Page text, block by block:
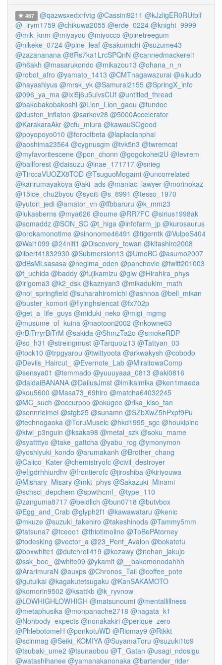
467 @qazwsxedxrfvtg @Cassini9211 @kJzligER0RUtblf
@_irym1759 @chikuwa2055 @erde_0224 @knight_9999
@mik_knm @miyayou @miyocco @pinetreegum
@nikeke_0724 @pine_leaf @sakumichi @suzume43
@zazananana @8Rs7ka1LrcSPQnN @cannedmackerel1
@h6akh @masarukondo @mikazou13 @ohana_n_n
@robot_afro @yamato_1413 @CMTnagawazurai @aikudo
@hayashiyus @mrsk_yk @Samurai2155 @SpringX_info
@096_ya_ma @lxi5j6u5uivsCUf @untitled_thread
@bakobakobakoshi @Lion_Lion_gaou @tundoc
@duston_inflaton @sarkov28 @5000Accelerator
@KarakaraAkr @cfu_miura @kawauSOgood
@poyopoyo010 @foroctbeta @laplacianphai
@aoshima23564 @cygnusgm @tvk5n3 @twremcat
@myfavoritescene @pon_chonn @gogokohei2U @Ievrem
@ballforest @daisuzu @inae_171717 @snieg
@TirccaVUOZX8TOD @TsuguoMogami @uncorrelated
@karirumayakoya @aki_ads @maniac_lawyer @morinokaz
@15ice_chu2byou @syoiti @s_8991 @tesso_1970
@yutori_jedi @amator_vn @ffbbaruru @k_mm23
@lukasberns @mya626 @oume @RR7FC @sirius1998ak
@somaddz @SON_SC @t_higa @infofarm_jp @kurosaurus
@orokamonotime @sinonome46491 @tigerntk @VulpeS404
@Wal1099 @24niti1 @Discovery_towan @kitashiro2008
@libert41832930 @Submersion13 @UmeBC @asumo2007
@dBsMLsasasa @negima_oden @panchovie @twitt201003
@t_uchida @baddy @fujikamizu @giw @Hirahira_phys
@irigoma3 @k2_dsk @kaznyan3 @mikadukim_math
@noi_springfield @suharahiromichi @ashnoa @bell_mikan
@buster_komori @flyinghsiencat @fx702p
@get_a_life_guys @miduki_neko @migi_mgmg
@musume_of_kuina @naotoon2002 @nkowne63
@rBiTrryrBiTrM @sakida @ShmzTa2o @smokeRDP
@so_h31 @streingmust @Tarquoiz13 @Tattyan_03
@tock10 @trpgyarou @twittyoota @arkwakysh @cobodo
@Devils_Haircut_ @Evernote_Lab @MiraitowaComp
@sensya01 @temmado @yuuuyaaa_0813 @aki0816
@daidaiBANANA @DaiiusJmst @imikaimika @ken1maeda
@kou5600 @Masa73_69hiro @matcha64032245
@MC_such @occurpoo @okugee @rika_kiso_tan
@sonnrieimei @stgb25 @sunamn @SZbXwZ5hPxpf9Pu
@technogaoka @ToruMuseic @hkd1995_sgc @houkipino
@kiwi_p3nguin @ksaka98 @metal_szk @soku_mame
@syattttyo @take_gattcha @yabu_rog @ymonymon
@yoshiyuki_kondo @arumakanh @Brother_chang
@Calico_Kater @chemistryofc @civil_destroyer
@efjgdrhhiurdhv @frontierofc @jiroshiba @kiriyouwa
@Mishary_Misary @mkt_phys @Sakazuki_Minami
@schsci_depchem @spwthcml_
@type_110
@zanguma8717 @beldlich @bun0718 @butvbox
@Egg_and_Crab @glyph2f1 @kawawataru @kenic
@mkuze @suzuki_takehiro @takeshinoda @Tammy5mm
@tatsuna7 @tceoo1 @thiotimoline @ToBePAtorney
@todesking @vector_a @23_Pent_Avalon @bokatetu
@boxwhite1 @dutchroll419 @kozawy @nehan_jakujo
@ssk_boc_ @white09 @ykamit @__bakemonodahhh
@ArarimuraN @auxps @Chronos_Tail @coffee_pote
@gutuikai @kagakutetsugaku @KanSAKAMOTO
@komorin9502 @ksattkb @k_ryvnow
@LOWHIGHLOWHIGH @matsunoumi @mentallillness
@metaphusika @monpanache2718 @nagata_k1
@Nohbody_expects @nonakakiri @perique_zero
@PhlebotomeH @ponkotuWD @Riomay9 @Rtkkt
@scinmag @Seiki_KOMIYA @SuyamaToru @suzuki1to9
@tsubaki_ume2 @tsunaobou @T_Gatan @usagi_ndosigu
@watashihanee @yamanakanonaka @bartender_rider